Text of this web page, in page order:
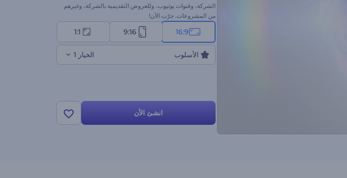
الشركة، وقنوات يوتيوب، وللعروض التقديمية بالشركة، وغيرهم
من المشروعات. جرّب الآن!
16:9
9:16
1:1
الأسلوب الخيار 1
انشئ الأن